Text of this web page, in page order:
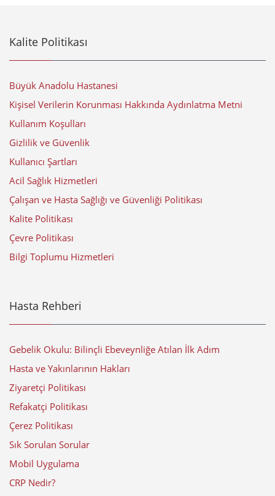
Kalite Politikası
Büyük Anadolu Hastanesi
Kişisel Verilerin Korunması Hakkında Aydınlatma Metni
Kullanım Koşulları
Gizlilik ve Güvenlik
Kullanıcı Şartları
Acil Sağlık Hizmetleri
Çalışan ve Hasta Sağlığı ve Güvenliği Politikası
Kalite Politikası
Çevre Politikası
Bilgi Toplumu Hizmetleri
Hasta Rehberi
Gebelik Okulu: Bilinçli Ebeveynliğe Atılan İlk Adım
Hasta ve Yakınlarının Hakları
Ziyaretçi Politikası
Refakatçi Politikası
Çerez Politikası
Sık Sorulan Sorular
Mobil Uygulama
CRP Nedir?